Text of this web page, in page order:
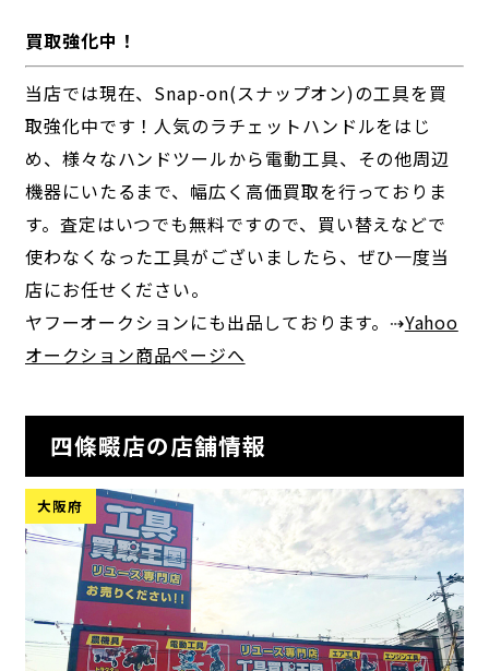
買取強化中！
当店では現在、Snap-on(スナップオン)の工具を買
取強化中です！人気のラチェットハンドルをはじ
め、様々なハンドツールから電動工具、その他周辺
機器にいたるまで、幅広く高価買取を行っておりま
す。査定はいつでも無料ですので、買い替えなどで
使わなくなった工具がございましたら、ぜひ一度当
店にお任せください。
ヤフーオークションにも出品しております。⇢Yahoo
オークション商品ページへ
四條畷店の店舗情報
大阪府